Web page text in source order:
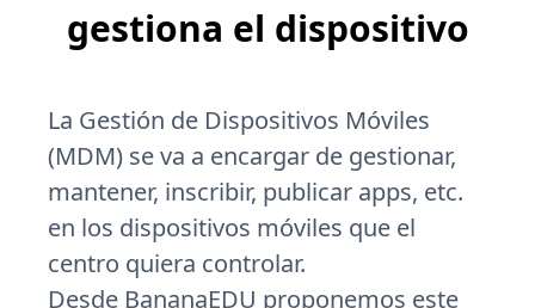
gestiona el dispositivo
La Gestión de Dispositivos Móviles
(MDM) se va a encargar de gestionar,
mantener, inscribir, publicar apps, etc.
en los dispositivos móviles que el
centro quiera controlar.
Desde BananaEDU proponemos este